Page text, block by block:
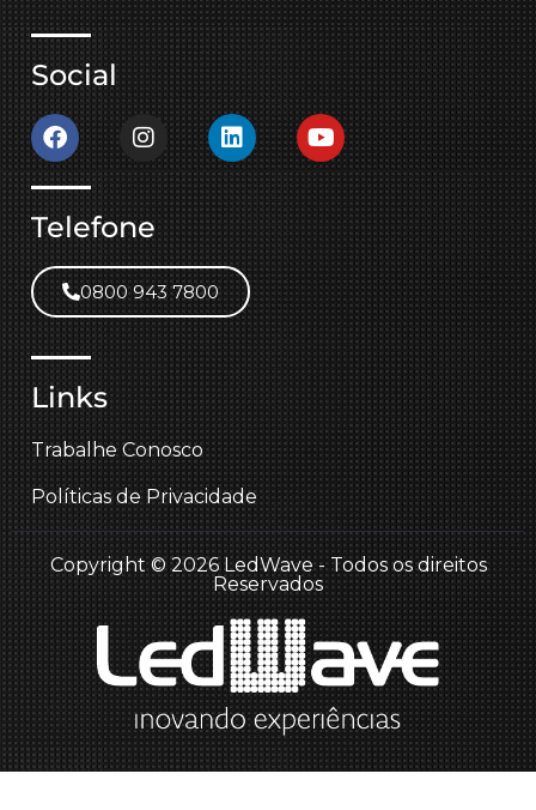
Social
Telefone
0800 943 7800
Links
Trabalhe Conosco
Políticas de Privacidade
Copyright © 2026 LedWave - Todos os direitos
Reservados